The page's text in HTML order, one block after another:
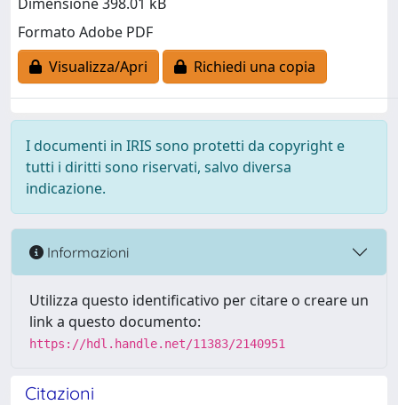
Formato Adobe PDF
Visualizza/Apri
Richiedi una copia
I documenti in IRIS sono protetti da copyright e
tutti i diritti sono riservati, salvo diversa
indicazione.
Informazioni
Utilizza questo identificativo per citare o creare un
link a questo documento:
https://hdl.handle.net/11383/2140951
Citazioni